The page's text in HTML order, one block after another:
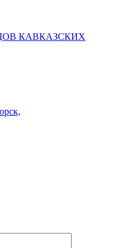
КАВКАЗСКИХ